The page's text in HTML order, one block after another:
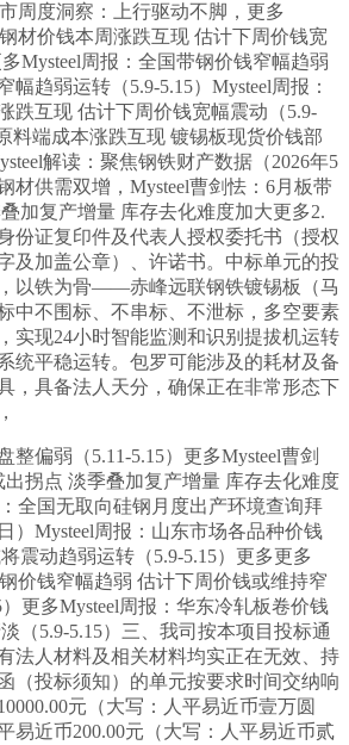
周度洞察：上行驱动不脚，更多
材价钱本周涨跌互现 估计下周价钱宽
Mysteel周报：全国带钢价钱窄幅趋弱
幅趋弱运转（5.9-5.15）Mysteel周报：
跌互现 估计下周价钱宽幅震动（5.9-
料端成本涨跌互现 镀锡板现货价钱部
解读：聚焦钢铁财产数据（2026年5
材供需双增，Mysteel曹剑怯：6月板带
加复产增量 库存去化难度加大更多2.
份证复印件及代表人授权委托书（授权
及加盖公章）、许诺书。中标单元的投
以铁为骨——赤峰远联钢铁镀锡板（马
中不围标、不串标、不泄标，多空要素
实现24小时智能监测和识别提拔机运转
统平稳运转。包罗可能涉及的耗材及备
，具备法人天分，确保正在非常形态下
偏弱（5.11-5.15）更多Mysteel曹剑
拐点 淡季叠加复产增量 库存去化难度
全国无取向硅钢月度出产环境查询拜
）Mysteel周报：山东市场各品种价钱
震动趋弱运转（5.9-5.15）更多更多
价钱窄幅趋弱 估计下周价钱或维持窄
更多Mysteel周报：华东冷轧板卷价钱
（5.9-5.15）三、我司按本项目投标通
法人材料及相关材料均实正在无效、持
（投标须知）的单元按要求时间交纳响
元（大写：人平易近币壹万圆
易近币200.00元（大写：人平易近币贰